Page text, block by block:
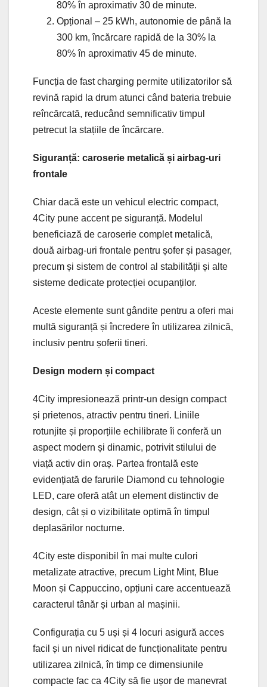
80% în aproximativ 30 de minute.
Opțional – 25 kWh, autonomie de până la
300 km, încărcare rapidă de la 30% la
80% în aproximativ 45 de minute.
Funcția de fast charging permite utilizatorilor să
revină rapid la drum atunci când bateria trebuie
reîncărcată, reducând semnificativ timpul
petrecut la stațiile de încărcare.
Siguranță: caroserie metalică și airbag-uri
frontale
Chiar dacă este un vehicul electric compact,
4City pune accent pe siguranță. Modelul
beneficiază de caroserie complet metalică,
două airbag-uri frontale pentru șofer și pasager,
precum și sistem de control al stabilității și alte
sisteme dedicate protecției ocupanților.
Aceste elemente sunt gândite pentru a oferi mai
multă siguranță și încredere în utilizarea zilnică,
inclusiv pentru șoferii tineri.
Design modern și compact
4City impresionează printr-un design compact
și prietenos, atractiv pentru tineri. Liniile
rotunjite și proporțiile echilibrate îi conferă un
aspect modern și dinamic, potrivit stilului de
viață activ din oraș. Partea frontală este
evidențiată de farurile Diamond cu tehnologie
LED, care oferă atât un element distinctiv de
design, cât și o vizibilitate optimă în timpul
deplasărilor nocturne.
4City este disponibil în mai multe culori
metalizate atractive, precum Light Mint, Blue
Moon și Cappuccino, opțiuni care accentuează
caracterul tânăr și urban al mașinii.
Configurația cu 5 uși și 4 locuri asigură acces
facil și un nivel ridicat de funcționalitate pentru
utilizarea zilnică, în timp ce dimensiunile
compacte fac ca 4City să fie ușor de manevrat